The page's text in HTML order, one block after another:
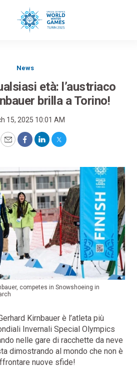
News
età: l’austriaco
brilla a Torino!
15, 2025 10:01 AM
EmailFacebook
LinkedInTwitter
competes in Snowshoeing in
Kirnbauer è l’atleta più
Invernali Special Olympics
nelle gare di racchette da neve
dimostrando al mondo che non è
nuove sfide!